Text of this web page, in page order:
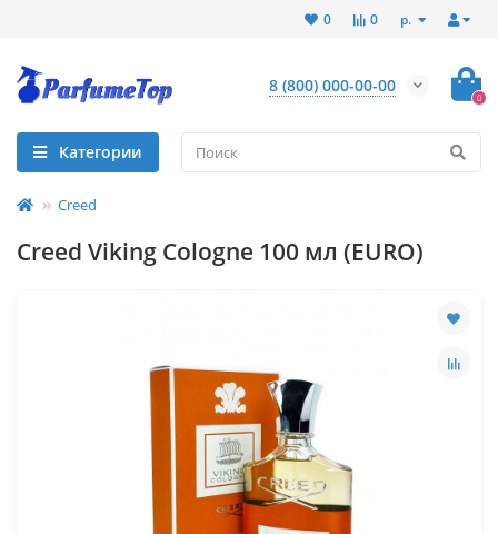
р.
0
0
8 (800) 000-00-00
0
Категории
Creed
Creed Viking Cologne 100 мл (EURO)